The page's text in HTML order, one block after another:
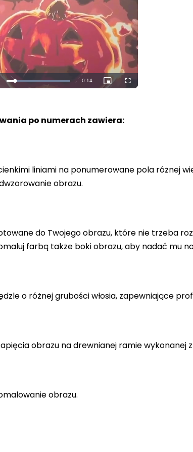
Loaded:
100.00%
Remaining
-0:12
Picture-
in-
Fullscreen
po numerach zawiera:
liniami na ponumerowane pola różnej
obrazu.
do Twojego obrazu, które nie trzeba
farbą także boki obrazu, aby nadać mu
o różnej grubości włosia, zapewniające
obrazu na drewnianej ramie wykonanej
obrazu.